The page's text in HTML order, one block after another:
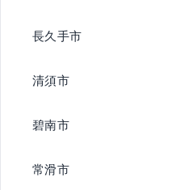
長久手市
清須市
碧南市
常滑市